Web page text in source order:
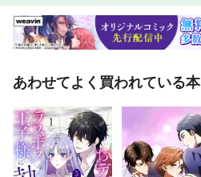
あわせてよく買われている本